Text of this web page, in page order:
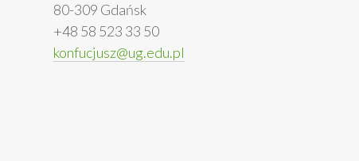
80-309 Gdańsk
+48 58 523 33 50
konfucjusz@ug.edu.pl